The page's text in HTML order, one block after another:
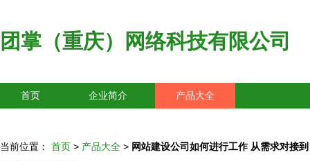
团掌（重庆）网络科技有限公司
首页 企业简介 产品大全
当前位置： 首页 > 产品大全 > 网站建设公司如何进行工作 从需求对接到